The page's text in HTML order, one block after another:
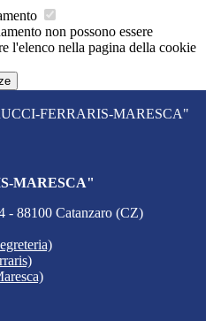
non possono essere
l'elenco nella pagina della cookie
FERRARIS-MARESCA"
MARESCA"
- 88100 Catanzaro (CZ)